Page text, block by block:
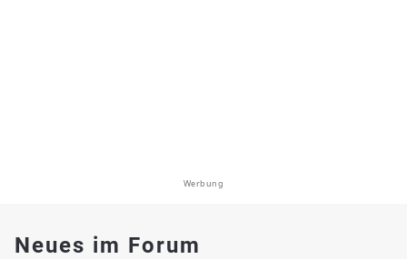
Werbung
Neues im Forum